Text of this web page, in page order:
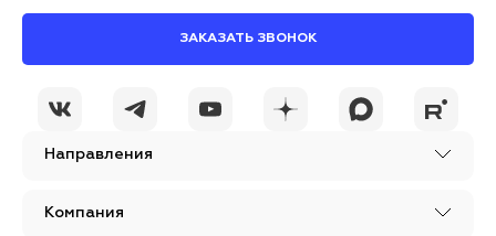
Направления
Компания
ЗАКАЗАТЬ ЗВОНОК